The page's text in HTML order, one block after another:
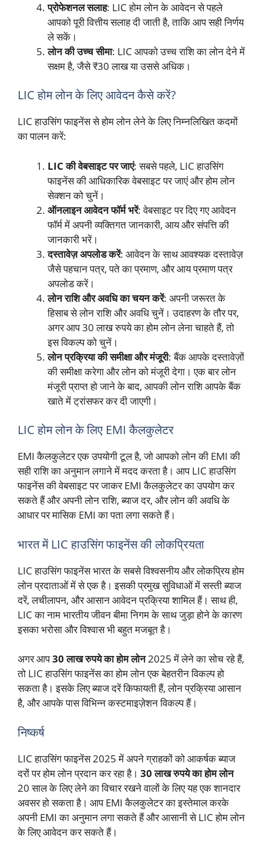
प्रोफेशनल सलाह: LIC होम लोन के आवेदन से पहले
आपको पूरी वित्तीय सलाह दी जाती है, ताकि आप सही निर्णय
ले सकें।
लोन की उच्च सीमा: LIC आपको उच्च राशि का लोन देने में
सक्षम है, जैसे ₹30 लाख या उससे अधिक।
LIC होम लोन के लिए आवेदन कैसे करें?
LIC हाउसिंग फाइनेंस से होम लोन लेने के लिए निम्नलिखित कदमों
का पालन करें:
LIC की वेबसाइट पर जाएं: सबसे पहले, LIC हाउसिंग
फाइनेंस की आधिकारिक वेबसाइट पर जाएं और होम लोन
सेक्शन को चुनें।
ऑनलाइन आवेदन फॉर्म भरें: वेबसाइट पर दिए गए आवेदन
फॉर्म में अपनी व्यक्तिगत जानकारी, आय और संपत्ति की
जानकारी भरें।
दस्तावेज़ अपलोड करें: आवेदन के साथ आवश्यक दस्तावेज़
जैसे पहचान पत्र, पते का प्रमाण, और आय प्रमाण पत्र
अपलोड करें।
लोन राशि और अवधि का चयन करें: अपनी जरूरत के
हिसाब से लोन राशि और अवधि चुनें। उदाहरण के तौर पर,
अगर आप 30 लाख रुपये का होम लोन लेना चाहते हैं, तो
इस विकल्प को चुनें।
लोन प्रक्रिया की समीक्षा और मंजूरी: बैंक आपके दस्तावेज़ों
की समीक्षा करेगा और लोन को मंजूरी देगा। एक बार लोन
मंजूरी प्राप्त हो जाने के बाद, आपकी लोन राशि आपके बैंक
खाते में ट्रांसफर कर दी जाएगी।
LIC होम लोन के लिए EMI कैलकुलेटर
EMI कैलकुलेटर एक उपयोगी टूल है, जो आपको लोन की EMI की
सही राशि का अनुमान लगाने में मदद करता है। आप LIC हाउसिंग
फाइनेंस की वेबसाइट पर जाकर EMI कैलकुलेटर का उपयोग कर
सकते हैं और अपनी लोन राशि, ब्याज दर, और लोन की अवधि के
आधार पर मासिक EMI का पता लगा सकते हैं।
भारत में LIC हाउसिंग फाइनेंस की लोकप्रियता
LIC हाउसिंग फाइनेंस भारत के सबसे विश्वसनीय और लोकप्रिय होम
लोन प्रदाताओं में से एक है। इसकी प्रमुख सुविधाओं में सस्ती ब्याज
दरें, लचीलापन, और आसान आवेदन प्रक्रिया शामिल हैं। साथ ही,
LIC का नाम भारतीय जीवन बीमा निगम के साथ जुड़ा होने के कारण
इसका भरोसा और विश्वास भी बहुत मजबूत है।
अगर आप30 लाख रुपये का होम लोन2025 में लेने का सोच रहे हैं,
तो LIC हाउसिंग फाइनेंस का होम लोन एक बेहतरीन विकल्प हो
सकता है। इसके लिए ब्याज दरें किफायती हैं, लोन प्रक्रिया आसान
है, और आपके पास विभिन्न कस्टमाइज़ेशन विकल्प हैं।
निष्कर्ष
LIC हाउसिंग फाइनेंस 2025 में अपने ग्राहकों को आकर्षक ब्याज
दरों पर होम लोन प्रदान कर रहा है। 30 लाख रुपये का होम लोन
20 साल के लिए लेने का विचार रखने वालों के लिए यह एक शानदार
अवसर हो सकता है। आप EMI कैलकुलेटर का इस्तेमाल करके
अपनी EMI का अनुमान लगा सकते हैं और आसानी से LIC होम लोन
के लिए आवेदन कर सकते हैं।